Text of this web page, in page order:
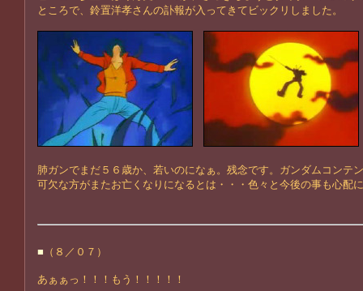
ところで、鈴置洋孝さんの訃報が入ってきてビックリしました。
肺ガンでまだ５６歳か、若いのになぁ。残念です。ガンダムコンテ
可欠な方がまたお亡くなりになるとは・・・色々と今後の事も心配
■ （８／０７）
あぁぁっ！！！もう！！！！！